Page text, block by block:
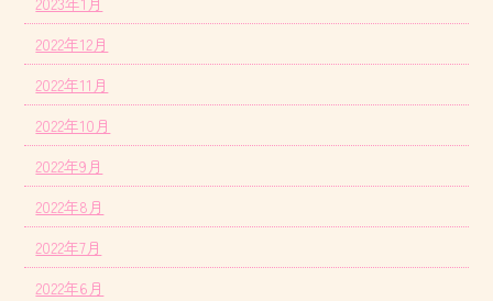
2022年12月
2022年11月
2022年10月
2022年9月
2022年8月
2022年7月
2022年6月